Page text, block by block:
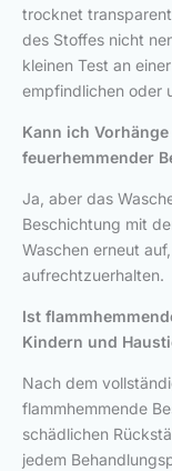
trocknet
des Stoffes nicht
kleinen Test an
empfindlichen oder
Kann ich
feuerhemmender
Ja, aber das
Beschichtung mit
Waschen erneut
aufrechtzuerhalten.
Ist
Kindern und
Nach dem
flammhemmende
schädlichen
jedem